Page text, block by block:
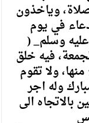
وياخذون
في يوم
وسلم_ (
فيه خلق
ولا تقوم
وله اجر
بالاتجاه الى